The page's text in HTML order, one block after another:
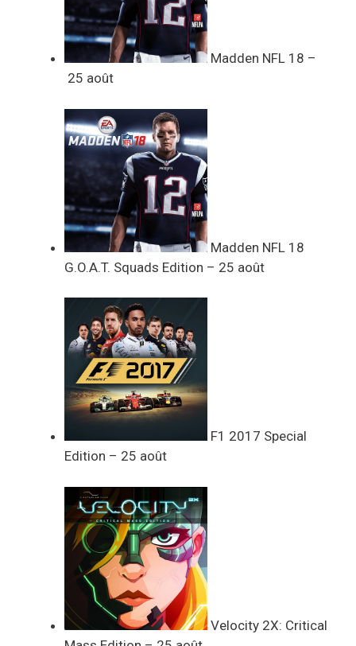
Madden NFL 18 –
25 août
Madden NFL 18
G.O.A.T. Squads Edition – 25 août
F1 2017 Special
Edition – 25 août
Velocity 2X: Critical